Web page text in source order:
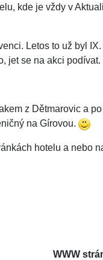
kde je vždy v
Letos to už byl
jet se na akci podívat.
z Dětmarovic a
na Gírovou.
hotelu a nebo
WWW